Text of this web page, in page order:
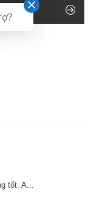
tốt. A...